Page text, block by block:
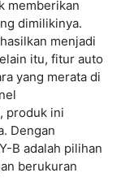
memberikan
dimilikinya.
menjadi
itu, fitur auto
yang merata di
produk ini
Dengan
B adalah pilihan
berukuran